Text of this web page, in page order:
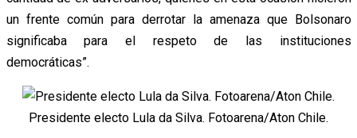
un frente común para derrotar la amenaza que Bolsonaro
significaba para el respeto de las instituciones
democráticas”.
Presidente electo Lula da Silva. Fotoarena/Aton Chile.